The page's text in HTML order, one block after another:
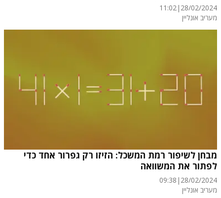
28/02/2024
|
11:02
מעריב אונליין
מבחן לשיפור רמת המשכל: הזיזו רק גפרור אחד כדי
לפתור את המשוואה
28/02/2024
|
09:38
מעריב אונליין